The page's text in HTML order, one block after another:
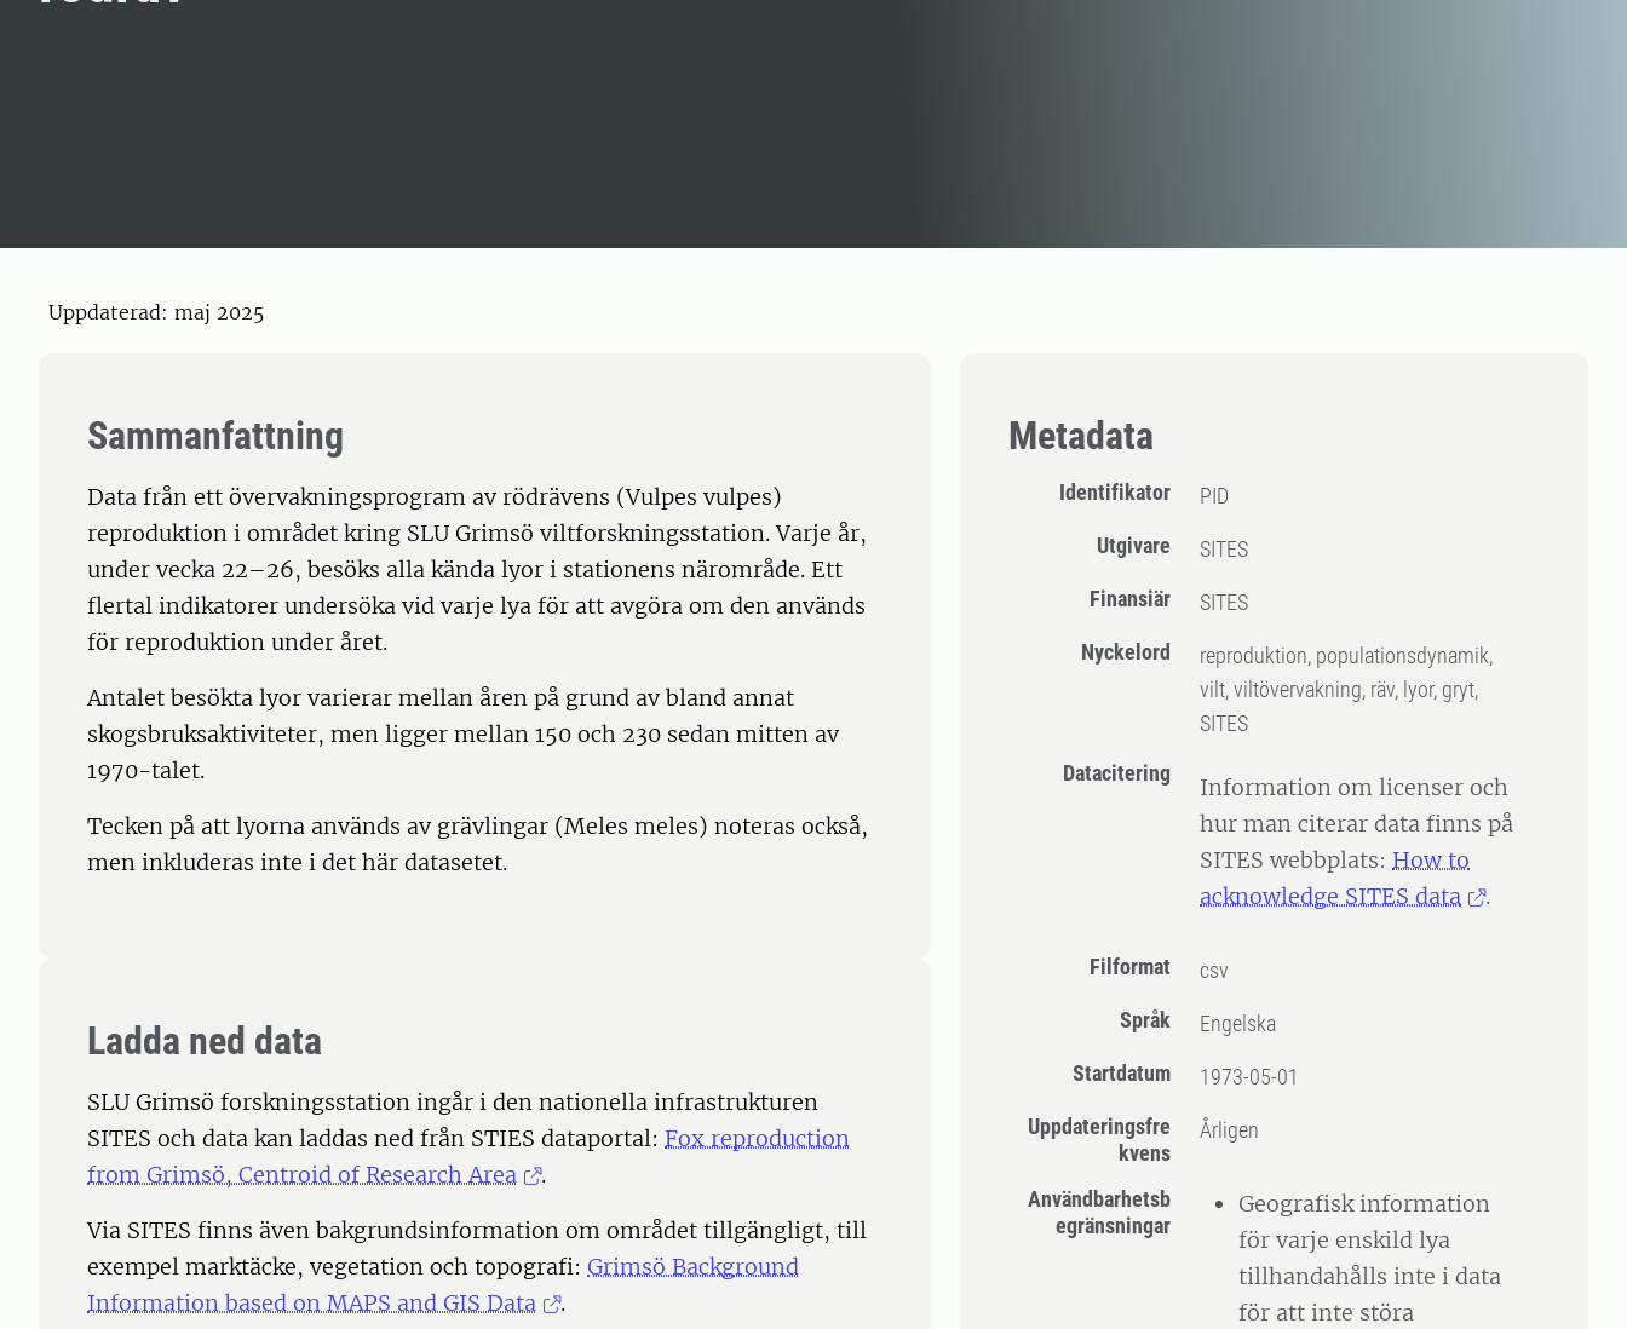
Uppdaterad: maj 2025
Metadata
Identifikator
PID
Utgivare
SITES
Finansiär
SITES
Nyckelord
reproduktion, populationsdynamik,
vilt, viltövervakning, räv, lyor, gryt,
SITES
Datacitering
Information om licenser och
hur man citerar data finns på
SITES webbplats: How to
acknowledge SITES data
.
Filformat
csv
Språk
Engelska
Startdatum
1973-05-01
Uppdateringsfre
kvens
Årligen
Användbarhetsb
egränsningar
Geografisk information
för varje enskild lya
tillhandahålls inte i data
för att inte störa
Sammanfattning
Data från ett övervakningsprogram av rödrävens (Vulpes vulpes)
reproduktion i området kring SLU Grimsö viltforskningsstation. Varje år,
under vecka 22–26, besöks alla kända lyor i stationens närområde. Ett
flertal indikatorer undersöka vid varje lya för att avgöra om den används
för reproduktion under året.
Antalet besökta lyor varierar mellan åren på grund av bland annat
skogsbruksaktiviteter, men ligger mellan 150 och 230 sedan mitten av
1970-talet.
Tecken på att lyorna används av grävlingar (Meles meles) noteras också,
men inkluderas inte i det här datasetet.
Ladda ned data
SLU Grimsö forskningsstation ingår i den nationella infrastrukturen
SITES och data kan laddas ned från STIES dataportal: Fox reproduction
from Grimsö, Centroid of Research Area
.
Via SITES finns även bakgrundsinformation om området tillgängligt, till
exempel marktäcke, vegetation och topografi: Grimsö Background
Information based on MAPS and GIS Data
.